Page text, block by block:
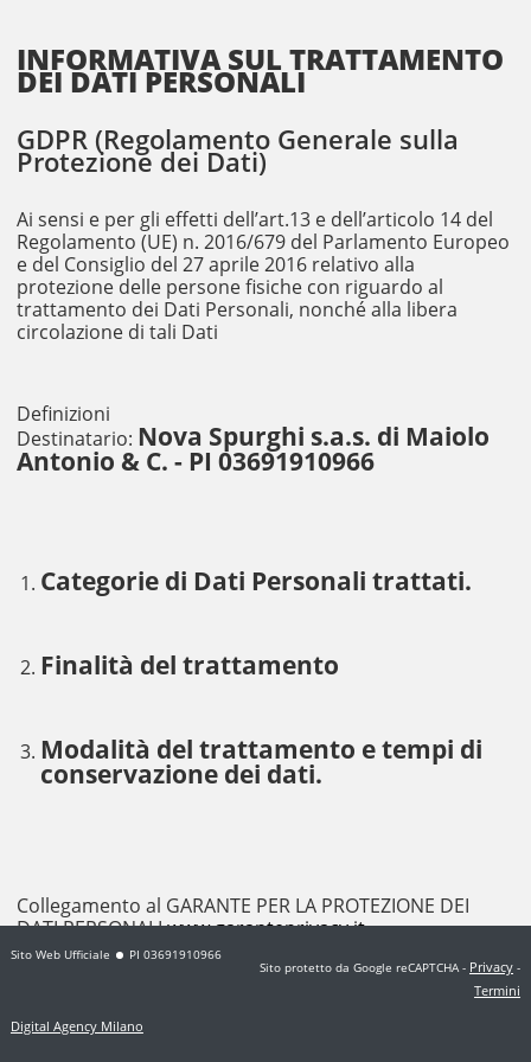
INFORMATIVA SUL TRATTAMENTO
DEI DATI PERSONALI
GDPR (Regolamento Generale sulla
Protezione dei Dati)
Ai sensi e per gli effetti dell’art.13 e dell’articolo 14 del
Regolamento (UE) n. 2016/679 del Parlamento Europeo
e del Consiglio del 27 aprile 2016 relativo alla
protezione delle persone fisiche con riguardo al
trattamento dei Dati Personali, nonché alla libera
circolazione di tali Dati
Definizioni
Destinatario: Nova Spurghi s.a.s. di Maiolo
Antonio & C. - PI 03691910966
Categorie di Dati Personali trattati.
Finalità del trattamento
Modalità del trattamento e tempi di
conservazione dei dati.
Collegamento al GARANTE PER LA PROTEZIONE DEI
DATI PERSONALIwww.garanteprivacy.it
Sito Web Ufficiale PI 03691910966
Sito protetto da Google reCAPTCHA- Privacy -
Termini
Digital Agency Milano